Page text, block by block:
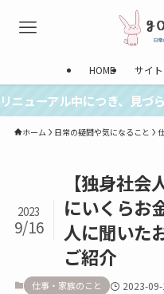
HOME サイ
リニューアル中につき、見づ
ホーム 日常の疑問や気になること
【独身社
にいくらお
人に聞いた
ご紹介
2023
9/16
仕事・家族のこと 2023-